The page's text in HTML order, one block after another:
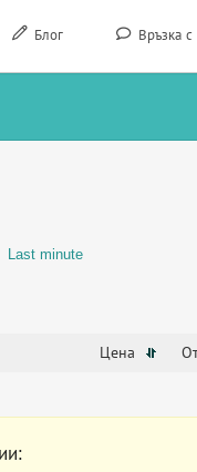
Блог Връзка с
Last minute
Цена